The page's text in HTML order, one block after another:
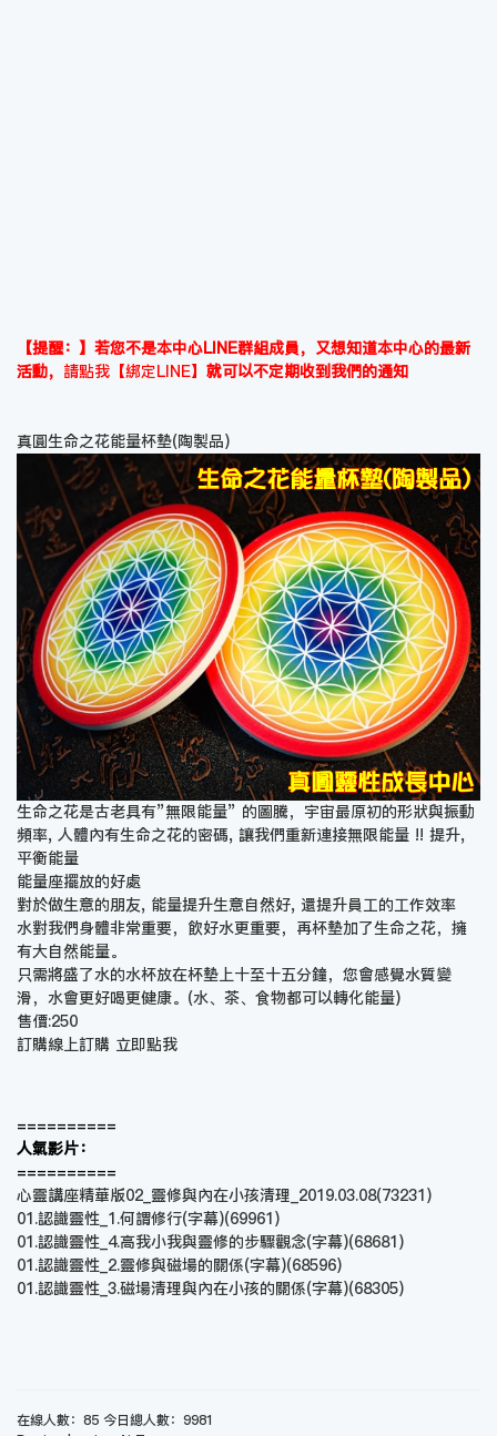
【提醒：】若您不是本中心LINE群組成員，又想知道本中心的最新
活動， 請點我【綁定LINE】 就可以不定期收到我們的通知
真圓生命之花能量杯墊(陶製品)
生命之花是古老具有”無限能量” 的圖騰，宇宙最原初的形狀與振動
頻率, 人體內有生命之花的密碼, 讓我們重新連接無限能量 !! 提升,
平衡能量
能量座擺放的好處
對於做生意的朋友, 能量提升生意自然好, 還提升員工的工作效率
水對我們身體非常重要，飲好水更重要，再杯墊加了生命之花，擁
有大自然能量。
只需將盛了水的水杯放在杯墊上十至十五分鐘，您會感覺水質變
滑，水會更好喝更健康。(水、茶、食物都可以轉化能量)
售價:250
訂購線上訂購 立即點我
==========
人氣影片：
==========
心靈講座精華版02_靈修與內在小孩清理_2019.03.08(73231)
01.認識靈性_1.何謂修行(字幕)(69961)
01.認識靈性_4.高我小我與靈修的步驟觀念(字幕)(68681)
01.認識靈性_2.靈修與磁場的關係(字幕)(68596)
01.認識靈性_3.磁場清理與內在小孩的關係(字幕)(68305)
在線人數：85 今日總人數：9981